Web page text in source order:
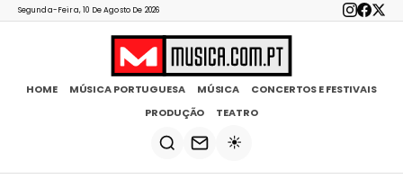
Segunda-Feira, 10 De Agosto De 2026
HOME MÚSICA PORTUGUESA MÚSICA
CONCERTOS E FESTIVAIS
PRODUÇÃO
TEATRO
☀️